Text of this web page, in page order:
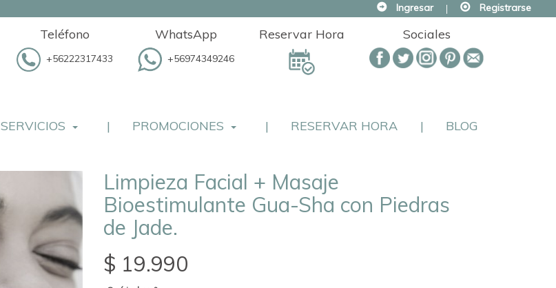
Ingresar | Registrarse
Teléfono
+56222317433
WhatsApp
+56974349246
Reservar Hora Sociales
SERVICIOS | PROMOCIONES | RESERVAR HORA | BLOG
Limpieza Facial + Masaje
Bioestimulante Gua-Sha con Piedras
de Jade.
$ 19.990